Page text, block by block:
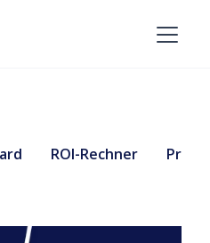
ROI-Rechner Preise